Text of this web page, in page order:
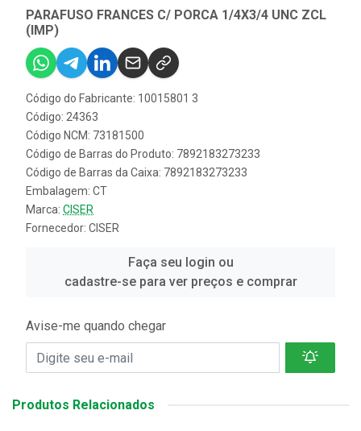
PARAFUSO FRANCES C/ PORCA 1/4X3/4 UNC ZCL
(IMP)
Código do Fabricante: 10015801 3
Código: 24363
Código NCM: 73181500
Código de Barras do Produto: 7892183273233
Código de Barras da Caixa: 7892183273233
Embalagem: CT
Marca: CISER
Fornecedor: CISER
Faça seu login ou
cadastre-se para ver preços e comprar
Avise-me quando chegar
Produtos Relacionados